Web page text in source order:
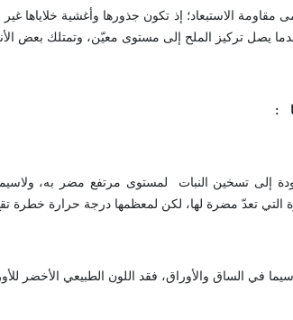
الاستبعاد؛ إذ تكون جذورها وأغشية خلاياها
يصل تركيز الملح إلى مستوى معيّن، وتمتلك بعض
:
إلى تسخين النبات لمستوى مرتفع مضر به،
تعدّ مضرة لها، لكن لمعظمها درجة حرارة خطرة تقع بين
في الساق والأوراق، فقد اللون الطبيعي الأخضر